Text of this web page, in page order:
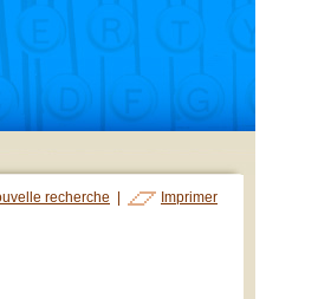
recherche Imprimer